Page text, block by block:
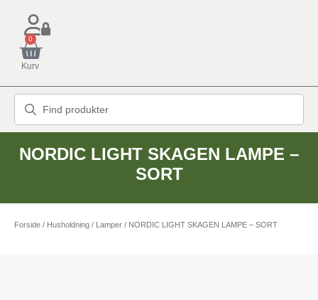
0
Kurv
NORDIC LIGHT SKAGEN LAMPE –
SORT
Forside / Husholdning / Lamper / NORDIC LIGHT SKAGEN LAMPE – SORT